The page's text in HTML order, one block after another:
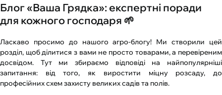
Блог «Ваша Грядка»: експертні поради
для кожного господаря 🌱
Ласкаво просимо до нашого агро-блогу! Ми створили цей
розділ, щоб ділитися з вами не просто товарами, а перевіреним
досвідом. Тут ми збираємо відповіді на найпопулярніші
запитання: від того, як виростити міцну розсаду, до
професійних схем захисту великих садів та полів.